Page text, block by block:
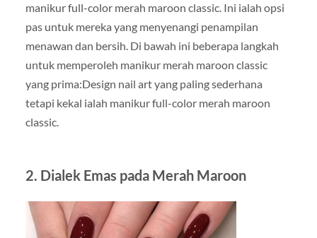
manikur full-color merah maroon classic. Ini ialah opsi
pas untuk mereka yang menyenangi penampilan
menawan dan bersih. Di bawah ini beberapa langkah
untuk memperoleh manikur merah maroon classic
yang prima:Design nail art yang paling sederhana
tetapi kekal ialah manikur full-color merah maroon
classic.
2. Dialek Emas pada Merah Maroon